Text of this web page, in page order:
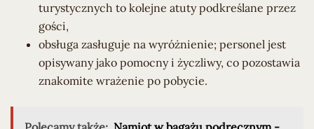
turystycznych to kolejne atuty podkreślane przez
gości,
obsługa zasługuje na wyróżnienie; personel jest
opisywany jako pomocny i życzliwy, co pozostawia
znakomite wrażenie po pobycie.